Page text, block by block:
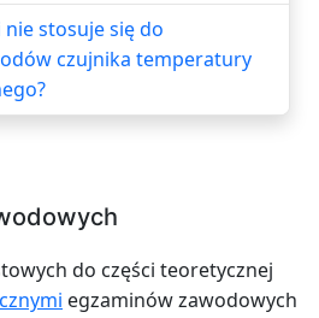
stosuje się do
czujnika temperatury
do części teoretycznej
egzaminów zawodowych